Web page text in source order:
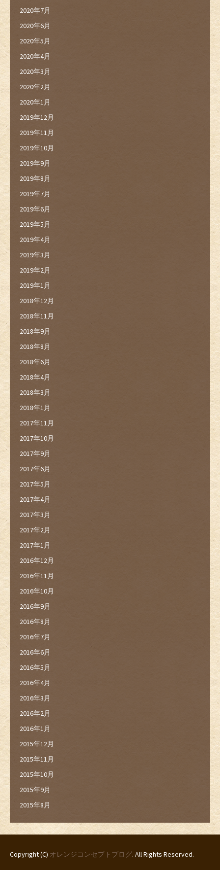
2020年7月
2020年6月
2020年5月
2020年4月
2020年3月
2020年2月
2020年1月
2019年12月
2019年11月
2019年10月
2019年9月
2019年8月
2019年7月
2019年6月
2019年5月
2019年4月
2019年3月
2019年2月
2019年1月
2018年12月
2018年11月
2018年9月
2018年8月
2018年6月
2018年4月
2018年3月
2018年1月
2017年11月
2017年10月
2017年9月
2017年6月
2017年5月
2017年4月
2017年3月
2017年2月
2017年1月
2016年12月
2016年11月
2016年10月
2016年9月
2016年8月
2016年7月
2016年6月
2016年5月
2016年4月
2016年3月
2016年2月
2016年1月
2015年12月
2015年11月
2015年10月
2015年9月
2015年8月
Copyright (C) オレンジコンセプトブログ. All Rights Reserved.